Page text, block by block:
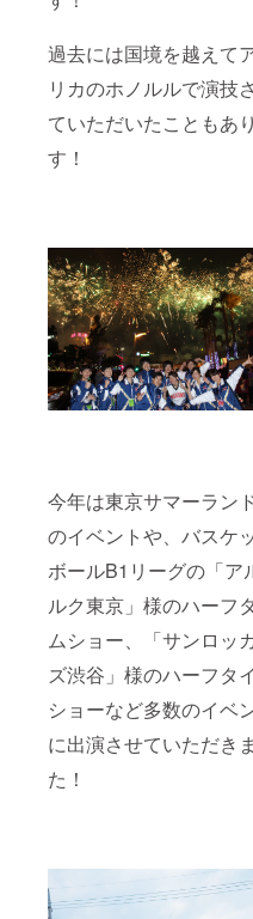
過去には国境を越えて
リカのホノルルで演技
ていただいたこともあ
す！
今年は東京サマーラン
のイベントや、バスケ
ボールB1リーグの「ア
ルク東京」様のハーフ
ムショー、「サンロッ
ズ渋谷」様のハーフタ
ショーなど多数のイベ
に出演させていただき
た！